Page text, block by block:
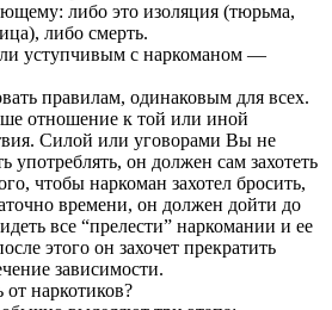
либо это изоляция (тюрьма,
либо смерть.
уступчивым с наркоманом —
правилам, одинаковым для всех.
отношение к той или иной
Силой или уговорами Вы не
употреблять, он должен сам захотеть
чтобы наркоман захотел бросить,
времени, он должен дойти до
все “прелести” наркомании и ее
этого он захочет прекратить
зависимости.
от наркотиков?